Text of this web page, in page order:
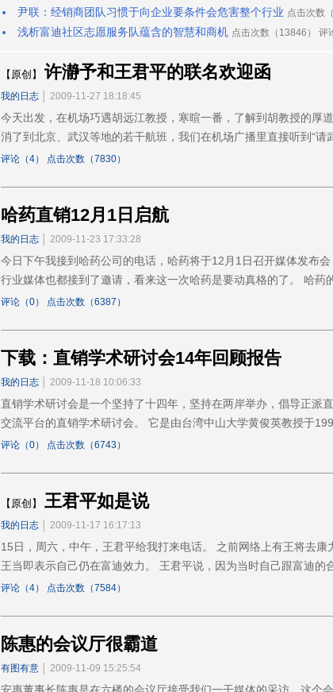
尹联：经销商团队习惯于向企业要条件会危害整个行业 点击次数
浅析富迪社区志愿服务队蕴含的智慧和商机 点击次数（13846） 评
【原创】 许瀞予和王君平的联名欢迎函
我的日志 │ 2009-11-27 18:18:45
今天出发，在机场巧遇胡远江教授，寒暄一番，了解到胡教授的厚
消了到北京、武汉等地的若干航班，我们在机场广播里直接听到“请
评论（4） 点击次数（7830）
哈药直销12月1日启航
我的日志 │ 2009-11-23 17:33:28
今日下午我接到哈药公司的电话，哈药将于12月1日召开媒体发布
行业媒体也都接到了邀请，看来这一次哈药是要动真格的了。 哈药
评论（0） 点击次数（6387）
下载：直销学术研讨会14年回顾报告
我的日志 │ 2009-11-18 10:06:33
直销学术研讨会是一个坚持了十四年，坚持在两岸举办，倡导正派
交流平台的直销学术研讨会。 它是由台湾中山大学黄俊英教授于
评论（0） 点击次数（6743）
【原创】 王君平如是说
我的日志 │ 2009-11-17 16:17:13
15日，周六，中午，王君平给我打来电话。 之前网络上有王将去康
王当即表示自己仍在富迪效力。 王君平说，因为当时自己跟富迪的
评论（4） 点击次数（7584）
陈惠的会议厅很霸道
有图有意 │ 2009-11-09 15:25:54